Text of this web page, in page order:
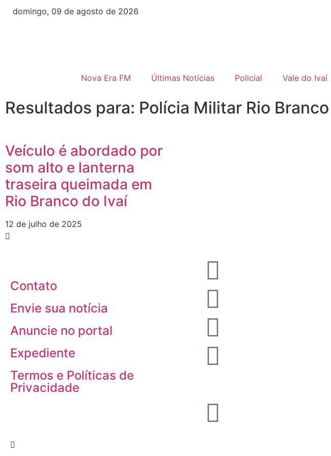
domingo, 09 de agosto de 2026
Nova Era FM Últimas Notícias Policial Vale do Ivaí
Resultados para: Polícia Militar Rio Branco
Veículo é abordado por
som alto e lanterna
traseira queimada em
Rio Branco do Ivaí
12 de julho de 2025
Contato
Envie sua notícia
Anuncie no portal
Expediente
Termos e Políticas de
Privacidade